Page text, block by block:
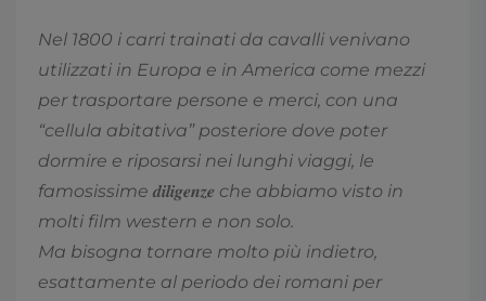
Nel 1800 i carri trainati da cavalli venivano
utilizzati in Europa e in America come mezzi
per trasportare persone e merci, con una
“cellula abitativa” posteriore dove poter
dormire e riposarsi nei lunghi viaggi, le
famosissime 𝒅𝒊𝒍𝒊𝒈𝒆𝒏𝒛𝒆 che abbiamo visto in
molti film western e non solo.
Ma bisogna tornare molto più indietro,
esattamente al periodo dei romani per